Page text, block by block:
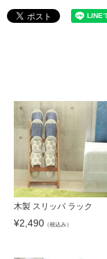
木製 スリッパ ラック
¥2,490 （税込み）